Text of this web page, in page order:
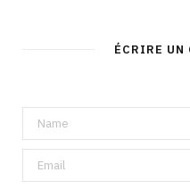
ÉCRIRE UN